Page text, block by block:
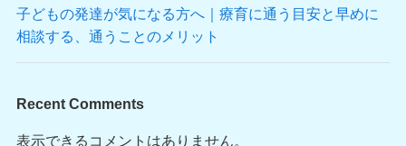
子どもの発達が気になる方へ｜療育に通う目安と早めに
相談する、通うことのメリット
Recent Comments
表示できるコメントはありません。